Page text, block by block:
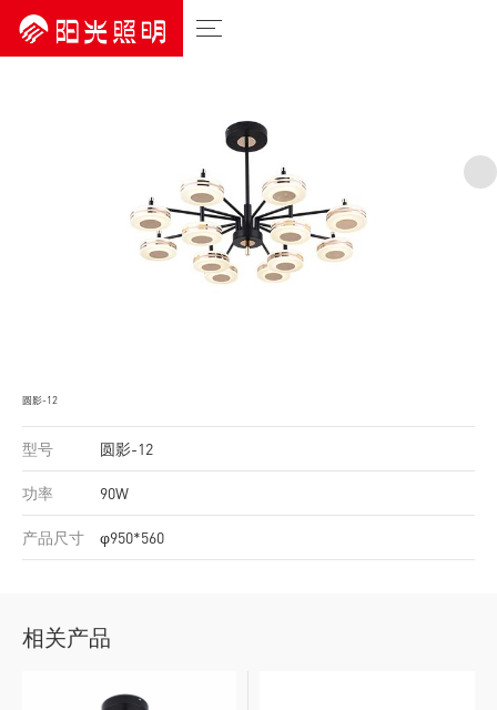
圆影-12
型号 圆影-12
功率 90W
产品尺寸 φ950*560
相关产品